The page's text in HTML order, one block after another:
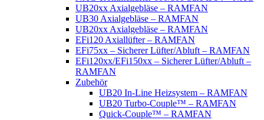
UB20xx Axialgebläse – RAMFAN
UB30 Axialgebläse – RAMFAN
UB20xx Axialgebläse – RAMFAN
EFi120 Axiallüfter – RAMFAN
EFi75xx – Sicherer Lüfter/Abluft – RAMFAN
EFi120xx/EFi150xx – Sicherer Lüfter/Abluft –
RAMFAN
Zubehör
UB20 In-Line Heizsystem – RAMFAN
UB20 Turbo-Couple™ – RAMFAN
Quick-Couple™ – RAMFAN